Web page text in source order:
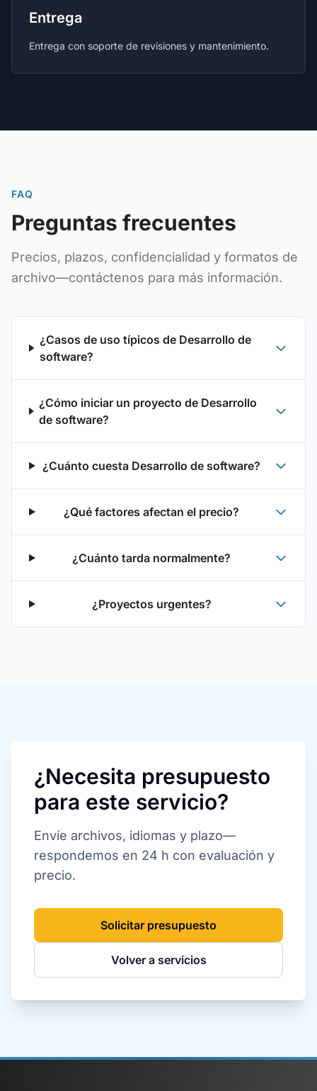
Entrega
Entrega con soporte de revisiones y mantenimiento.
FAQ
Preguntas frecuentes
Precios, plazos, confidencialidad y formatos de
archivo—contáctenos para más información.
¿Casos de uso típicos de Desarrollo de
software?
¿Cómo iniciar un proyecto de Desarrollo
de software?
¿Cuánto cuesta Desarrollo de software?
¿Qué factores afectan el precio?
¿Cuánto tarda normalmente?
¿Proyectos urgentes?
¿Necesita presupuesto
para este servicio?
Envíe archivos, idiomas y plazo—
respondemos en 24 h con evaluación y
precio.
Solicitar presupuesto
Volver a servicios